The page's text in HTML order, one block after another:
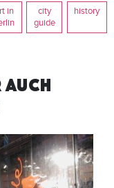
in
city
guide
history
AUCH